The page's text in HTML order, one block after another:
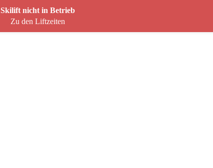
Skilift nicht in Betrieb
Zu den Liftzeiten